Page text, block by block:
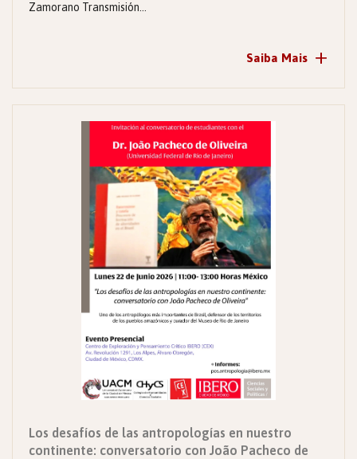
Zamorano Transmisión…
Saiba Mais +
Los desafíos de las antropologías en nuestro
continente: conversatorio con João Pacheco de